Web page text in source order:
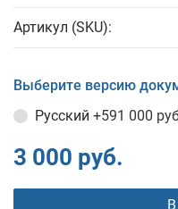
Артикул (SKU):
Выберите версию
Русский +591 000
3 000 руб.